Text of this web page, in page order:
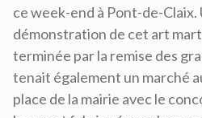
ce week-end à Pont-de-Claix.
démonstration de cet art
terminée par la remise des
tenait également un marché
place de la mairie avec le